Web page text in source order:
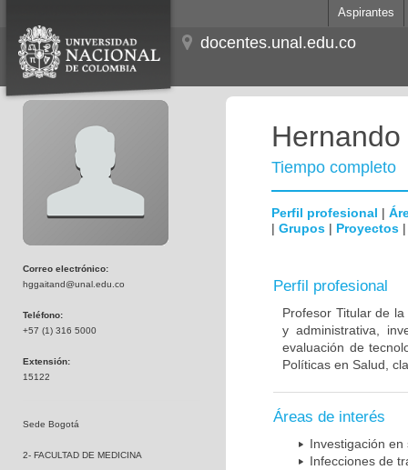
Aspirantes
docentes.unal.edu.co
Correo electrónico:
hggaitand@unal.edu.co
Teléfono:
+57 (1) 316 5000
Extensión:
15122
Sede Bogotá
2- FACULTAD DE MEDICINA
Tiempo completo
Perfil profesional |
| Grupos | Proyectos
Perfil profesional
Profesor Titular de
y administrativa,
evaluación de
Políticas en Salud,
Áreas de interés
Investigación
Infecciones de